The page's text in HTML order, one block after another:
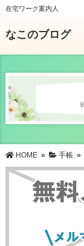
在宅ワーク案内人
なこのブログ
HOME» 手帳»